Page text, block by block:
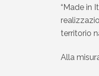
“Made in
territorio
Alla